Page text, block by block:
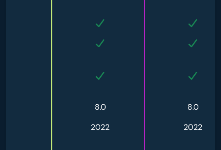
8.0
8.0
2022 2022